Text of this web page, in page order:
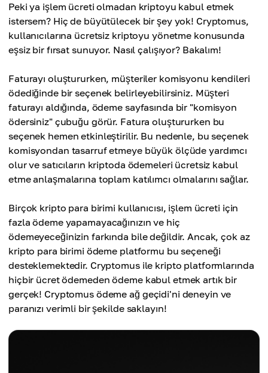
Peki ya işlem ücreti olmadan kriptoyu kabul etmek
istersem? Hiç de büyütülecek bir şey yok! Cryptomus,
kullanıcılarına ücretsiz kriptoyu yönetme konusunda
eşsiz bir fırsat sunuyor. Nasıl çalışıyor? Bakalım!
Faturayı oluştururken, müşteriler komisyonu kendileri
ödediğinde bir seçenek belirleyebilirsiniz. Müşteri
faturayı aldığında, ödeme sayfasında bir "komisyon
ödersiniz" çubuğu görür. Fatura oluştururken bu
seçenek hemen etkinleştirilir. Bu nedenle, bu seçenek
komisyondan tasarruf etmeye büyük ölçüde yardımcı
olur ve satıcıların kriptoda ödemeleri ücretsiz kabul
etme anlaşmalarına toplam katılımcı olmalarını sağlar.
Birçok kripto para birimi kullanıcısı, işlem ücreti için
fazla ödeme yapamayacağınızın ve hiç
ödemeyeceğinizin farkında bile değildir. Ancak, çok az
kripto para birimi ödeme platformu bu seçeneği
desteklemektedir. Cryptomus ile kripto platformlarında
hiçbir ücret ödemeden ödeme kabul etmek artık bir
gerçek! Cryptomus ödeme ağ geçidi'ni deneyin ve
paranızı verimli bir şekilde saklayın!